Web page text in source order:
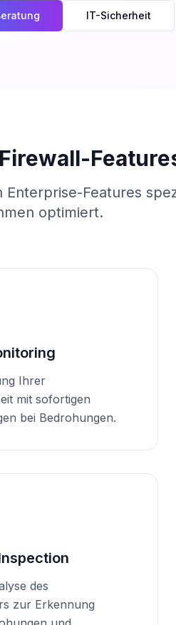
IT-Sicherheit
Features
optimiert.
Ihrer
mit sofortigen
bei Bedrohungen.
des
zur Erkennung